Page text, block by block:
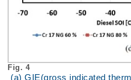
Fig. 4
(a) GIE(gross indicated